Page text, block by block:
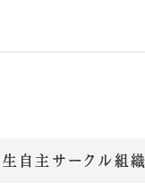
自主サークル組